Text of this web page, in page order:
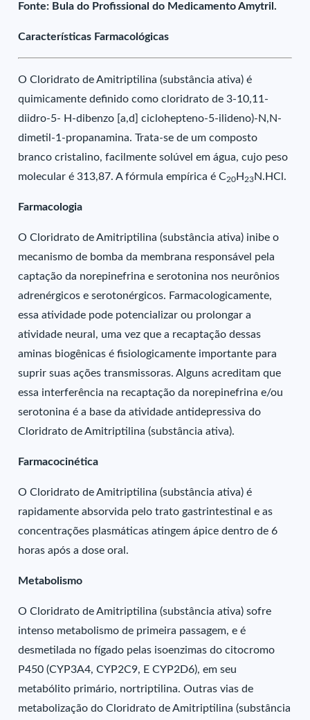
Fonte: Bula do Profissional do Medicamento Amytril.
Características Farmacológicas
O Cloridrato de Amitriptilina (substância ativa) é
quimicamente definido como cloridrato de 3-10,11-
diidro-5- H-dibenzo [a,d] ciclohepteno-5-ilideno)-N,N-
dimetil-1-propanamina. Trata-se de um composto
branco cristalino, facilmente solúvel em água, cujo peso
molecular é 313,87. A fórmula empírica é C20 H 23N.HCl.
Farmacologia
O Cloridrato de Amitriptilina (substância ativa) inibe o
mecanismo de bomba da membrana responsável pela
captação da norepinefrina e serotonina nos neurônios
adrenérgicos e serotonérgicos. Farmacologicamente,
essa atividade pode potencializar ou prolongar a
atividade neural, uma vez que a recaptação dessas
aminas biogênicas é fisiologicamente importante para
suprir suas ações transmissoras. Alguns acreditam que
essa interferência na recaptação da norepinefrina e/ou
serotonina é a base da atividade antidepressiva do
Cloridrato de Amitriptilina (substância ativa).
Farmacocinética
O Cloridrato de Amitriptilina (substância ativa) é
rapidamente absorvida pelo trato gastrintestinal e as
concentrações plasmáticas atingem ápice dentro de 6
horas após a dose oral.
Metabolismo
O Cloridrato de Amitriptilina (substância ativa) sofre
intenso metabolismo de primeira passagem, e é
desmetilada no fígado pelas isoenzimas do citocromo
P450 (CYP3A4, CYP2C9, E CYP2D6), em seu
metabólito primário, nortriptilina. Outras vias de
metabolização do Cloridrato de Amitriptilina (substância